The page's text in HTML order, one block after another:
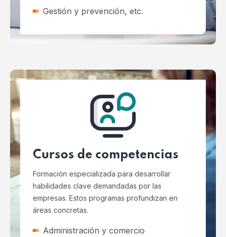
Gestión y prevención, etc.
Cursos de competencias
Formación especializada para desarrollar
habilidades clave demandadas por las
empresas. Estos programas profundizan en
áreas concretas.
Administración y comercio